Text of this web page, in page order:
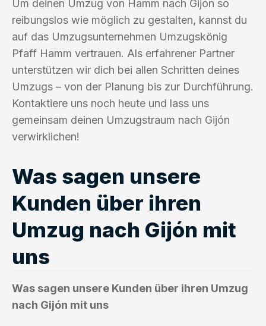
Um deinen Umzug von Hamm nach Gijón so
reibungslos wie möglich zu gestalten, kannst du
auf das Umzugsunternehmen Umzugskönig
Pfaff Hamm vertrauen. Als erfahrener Partner
unterstützen wir dich bei allen Schritten deines
Umzugs – von der Planung bis zur Durchführung.
Kontaktiere uns noch heute und lass uns
gemeinsam deinen Umzugstraum nach Gijón
verwirklichen!
Was sagen unsere
Kunden über ihren
Umzug nach Gijón mit
uns
Was sagen unsere Kunden über ihren Umzug
nach Gijón mit uns